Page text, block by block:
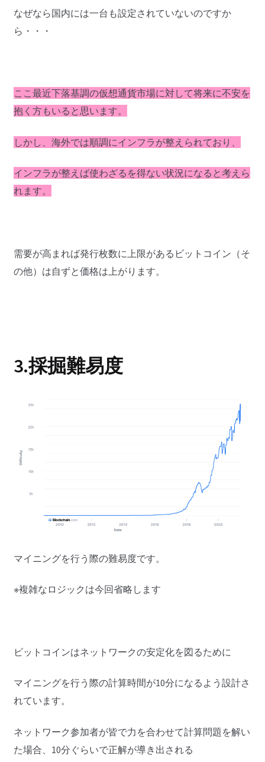
なぜなら国内には一台も設定されていないのですか
ら・・・
ここ最近下落基調の仮想通貨市場に対して将来に不安を
抱く方もいると思います。
しかし、海外では順調にインフラが整えられており、
インフラが整えば使わざるを得ない状況になると考えら
れます。
需要が高まれば発行枚数に上限があるビットコイン（そ
の他）は自ずと価格は上がります。
3.採掘難易度
マイニングを行う際の難易度です。
※複雑なロジックは今回省略します
ビットコインはネットワークの安定化を図るために
マイニングを行う際の計算時間が10分になるよう設計さ
れています。
ネットワーク参加者が皆で力を合わせて計算問題を解い
た場合、10分ぐらいで正解が導き出される